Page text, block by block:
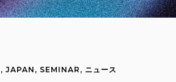
,JAPAN , SEMINAR , ニュース